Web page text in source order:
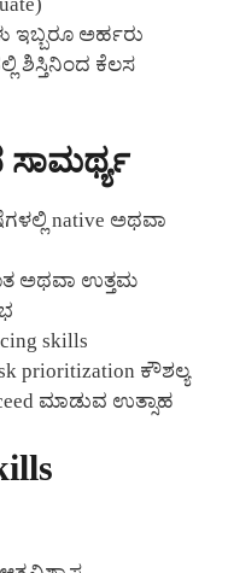
ಇಬ್ಬರೂ ಅರ್ಹರು
ಶಿಸ್ತಿನಿಂದ ಕೆಲಸ
native ಅಥವಾ
ಅಥವಾ ಉತ್ತಮ
skills
prioritization ಕೌಶಲ್ಯ
ಮಾಡುವ ಉತ್ಸಾಹ